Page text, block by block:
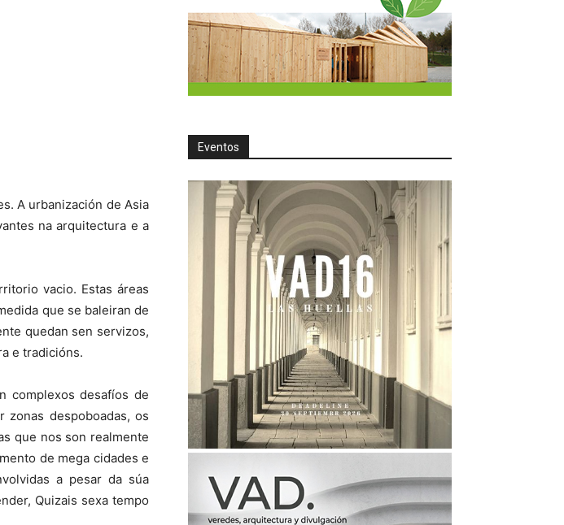
A urbanización de Asia
na arquitectura e a
vacio. Estas áreas
que se baleiran de
quedan sen servizos,
e tradicións.
complexos desafíos de
despoboadas, os
que nos son realmente
de mega cidades e
a pesar da súa
Quizais sexa tempo
Eventos